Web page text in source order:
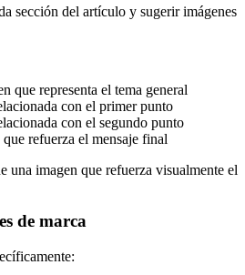
sección del artículo y sugerir imágenes
que representa el tema general
con el primer punto
con el segundo punto
que refuerza el mensaje final
una imagen que refuerza visualmente el
de marca